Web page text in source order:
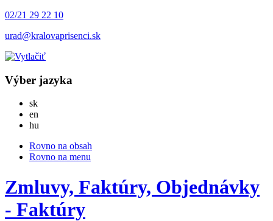
02/21 29 22 10
urad@kralovaprisenci.sk
Výber jazyka
skSlovensky
en
hu
Rovno na obsah
Rovno na menu
Zmluvy, Faktúry, Objednávky
- Faktúry